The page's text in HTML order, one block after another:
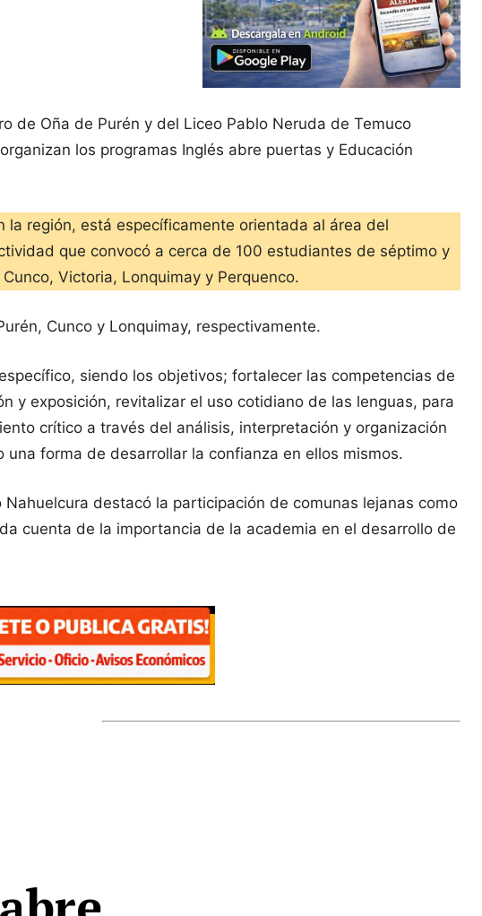
de Oña de Purén y del Liceo Pablo Neruda de Temuco
los programas Inglés abre puertas y Educación
región, está específicamente orientada al área del
que convocó a cerca de 100 estudiantes de séptimo y
Victoria, Lonquimay y Perquenco.
Cunco y Lonquimay, respectivamente.
siendo los objetivos; fortalecer las competencias de
y exposición, revitalizar el uso cotidiano de las lenguas, para
crítico a través del análisis, interpretación y organización
forma de desarrollar la confianza en ellos mismos.
destacó la participación de comunas lejanas como
cuenta de la importancia de la academia en el desarrollo de